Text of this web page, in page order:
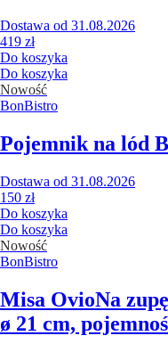
Dostawa od 31.08.2026
419 zł
Do koszyka
Do koszyka
Nowość
BonBistro
Pojemnik na lód
Dostawa od 31.08.2026
150 zł
Do koszyka
Do koszyka
Nowość
BonBistro
Misa OvioNa
ø 21 cm,